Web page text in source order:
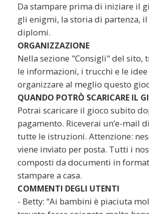
Da stampare prima di iniziare il
gli enigmi, la storia di partenza,
diplomi.
ORGANIZZAZIONE
Nella sezione "Consigli" del sito,
le informazioni, i trucchi e le
organizzare al meglio questo
QUANDO POTRÒ SCARICARE IL
Potrai scaricare il gioco subito
pagamento. Riceverai un’e-mail
tutte le istruzioni. Attenzione:
viene inviato per posta. Tutti i
composti da documenti in
stampare a casa.
COMMENTI DEGLI UTENTI
- Betty: “Ai bambini è piaciuta